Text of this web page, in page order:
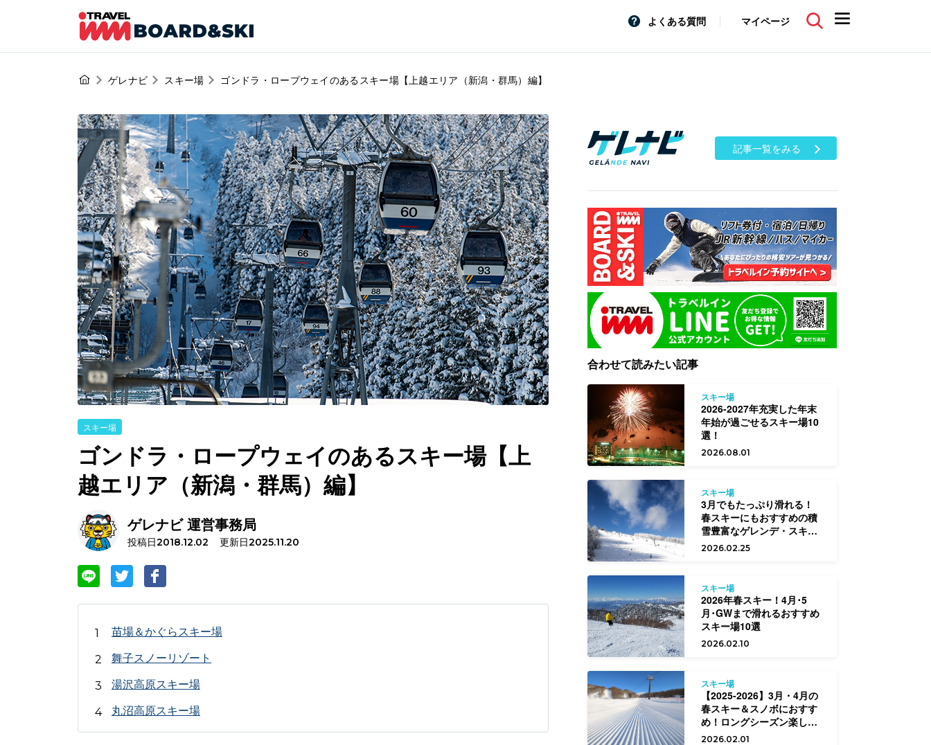
よくある質問 マイページ
ゲレナビ スキー場 ゴンドラ・ロープウェイのあるスキー場【上越エリア（新潟・群馬）編】
スキー場
ゴンドラ・ロープウェイのあるスキー場【上
越エリア（新潟・群馬）編】
ゲレナビ 運営事務局
投稿日2018.12.02 更新日2025.11.20
苗場＆かぐらスキー場
舞子スノーリゾート
湯沢高原スキー場
丸沼高原スキー場
記事一覧をみる
合わせて読みたい記事
スキー場
2026-2027年充実した年末
年始が過ごせるスキー場10
選！
2026.08.01
スキー場
3月でもたっぷり滑れる！
春スキーにもおすすめの積
雪豊富なゲレンデ・スキー
場はココ！
2026.02.25
スキー場
2026年春スキー！4月･5
月･GWまで滑れるおすすめ
スキー場10選
2026.02.10
スキー場
【2025-2026】3月・4月の
春スキー＆スノボにおすす
め！ロングシーズン楽しめ
る12スキー場
2026.02.01